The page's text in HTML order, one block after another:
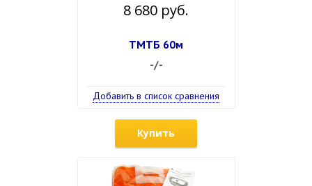
8 680 руб.
ТМТБ 60м
-/-
Добавить в список сравнения
Купить